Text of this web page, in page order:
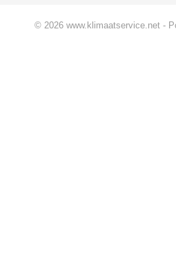
© 2026 www.klimaatservice.net -